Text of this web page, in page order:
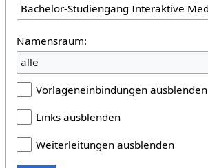
Namensraum:
alle
Vorlageneinbindungen ausblenden
Links ausblenden
Weiterleitungen ausblenden